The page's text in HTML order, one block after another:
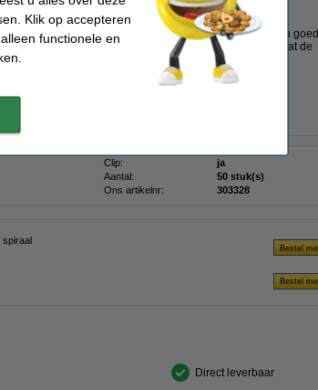
met blauwe inkt. De behuizing is transparant, zodat u goed
om de punt van de balpen af te dekken. Zo voorkomt u dat de
beïnvloedt. De dop past voor het gemak ook op de
en daarmee kosten te besparen.
Clip:
ja
Aantal:
50 stuk(s)
Ons artikelnr: 303328
spiraal
Direct leverbaar
Klik op accepteren
functionele en